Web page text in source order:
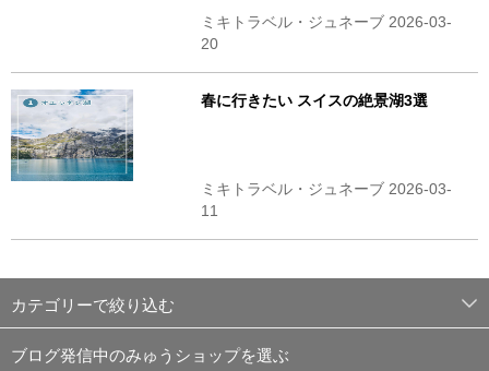
ミキトラベル・ジュネーブ 2026-03-
20
春に行きたい スイスの絶景湖3選
ミキトラベル・ジュネーブ 2026-03-
11
カテゴリーで絞り込む
ブログ発信中のみゅうショップを選ぶ